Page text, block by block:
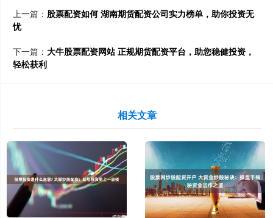
上一篇： 股票配资如何 湖南期货配资公司实力榜单，助你投资无
忧
下一篇： 大牛股票配资网站 正规期货配资平台，助您稳健投资，
轻松获利
相关文章